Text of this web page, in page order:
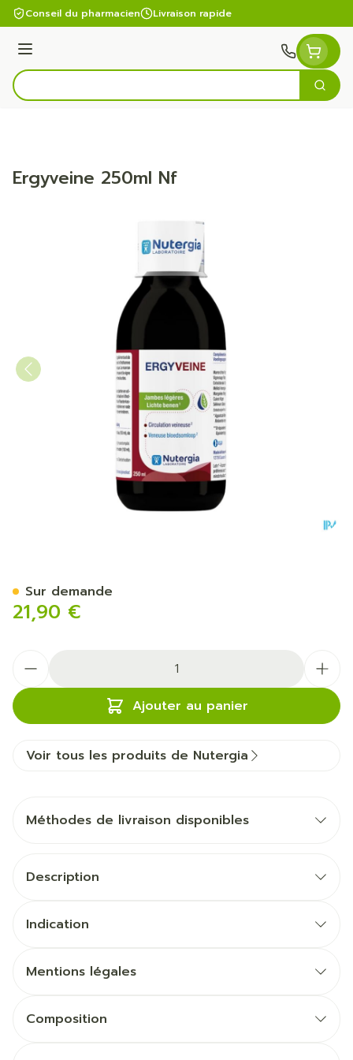
Aller au contenu
Conseil du pharmacien Livraison rapide
Menu
Rechercher
Ergyveine 250ml Nf
21,90 €
Ajouter au panier
Sur demande
Voir tous les produits de Nutergia
Méthodes de livraison disponibles
Description
Indication
Mentions légales
Composition